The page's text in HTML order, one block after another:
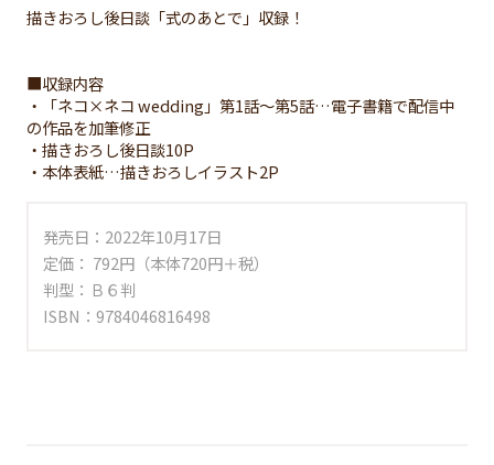
描きおろし後日談「式のあとで」収録！
■収録内容
・「ネコ×ネコ wedding」第1話～第5話…電子書籍で配信中
の作品を加筆修正
・描きおろし後日談10P
・本体表紙…描きおろしイラスト2P
発売日：2022年10月17日
定価： 792円（本体720円＋税）
判型：Ｂ６判
ISBN：9784046816498